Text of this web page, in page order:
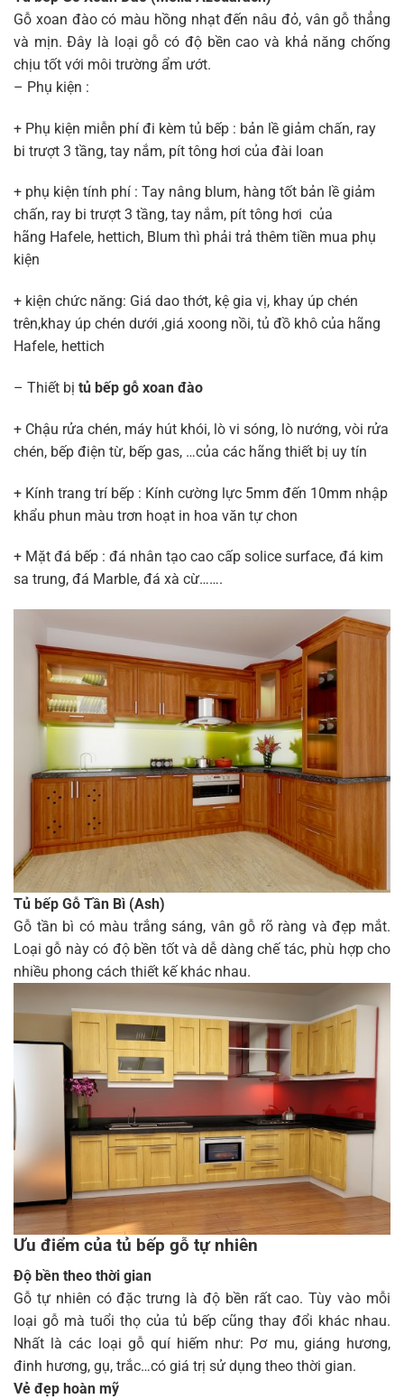
Gỗ xoan đào có màu hồng nhạt đến nâu đỏ, vân gỗ thẳng
và mịn. Đây là loại gỗ có độ bền cao và khả năng chống
chịu tốt với môi trường ẩm ướt.
– Phụ kiện :
+ Phụ kiện miễn phí đi kèm tủ bếp : bản lề giảm chấn, ray
bi trượt 3 tầng, tay nắm, pít tông hơi của đài loan
+ phụ kiện tính phí : Tay nâng blum, hàng tốt bản lề giảm
chấn, ray bi trượt 3 tầng, tay nắm, pít tông hơi của
hãng Hafele, hettich, Blum thì phải trả thêm tiền mua phụ
kiện
+ kiện chức năng: Giá dao thớt, kệ gia vị, khay úp chén
trên,khay úp chén dưới ,giá xoong nồi, tủ đồ khô của hãng
Hafele, hettich
– Thiết bị tủ bếp gỗ xoan đào
+ Chậu rửa chén, máy hút khói, lò vi sóng, lò nướng, vòi rửa
chén, bếp điện từ, bếp gas, …của các hãng thiết bị uy tín
+ Kính trang trí bếp : Kính cường lực 5mm đến 10mm nhập
khẩu phun màu trơn hoạt in hoa văn tự chon
+ Mặt đá bếp : đá nhân tạo cao cấp solice surface, đá kim
sa trung, đá Marble, đá xà cừ…….
Tủ bếp Gỗ Tần Bì (Ash)
Gỗ tần bì có màu trắng sáng, vân gỗ rõ ràng và đẹp mắt.
Loại gỗ này có độ bền tốt và dễ dàng chế tác, phù hợp cho
nhiều phong cách thiết kế khác nhau.
Ưu điểm của tủ bếp gỗ tự nhiên
Độ bền theo thời gian
Gỗ tự nhiên có đặc trưng là độ bền rất cao. Tùy vào mỗi
loại gỗ mà tuổi thọ của tủ bếp cũng thay đổi khác nhau.
Nhất là các loại gỗ quí hiếm như: Pơ mu, giáng hương,
đinh hương, gụ, trắc…có giá trị sử dụng theo thời gian.
Vẻ đẹp hoàn mỹ